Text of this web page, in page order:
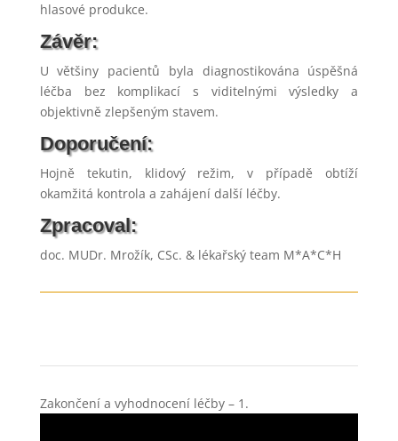
hlasové produkce.
Závěr:
U většiny pacientů byla diagnostikována úspěšná
léčba bez komplikací s viditelnými výsledky a
objektivně zlepšeným stavem.
Doporučení:
Hojně tekutin, klidový režim, v případě obtíží
okamžitá kontrola a zahájení další léčby.
Zpracoval:
doc. MUDr. Mrožík, CSc. & lékařský team M*A*C*H
Zakončení a vyhodnocení léčby – 1.